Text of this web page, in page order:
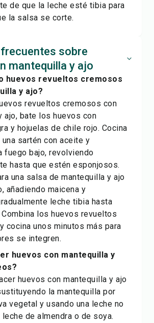
de que la leche esté tibia para
la salsa se corte.
sobre
mantequilla y ajo
huevos revueltos cremosos
y ajo?
revueltos cremosos con
ajo, bate los huevos con
y hojuelas de chile rojo. Cocina
sartén con aceite y
fuego bajo, revolviendo
hasta que estén esponjosos.
una salsa de mantequilla y ajo
añadiendo maicena y
leche tibia hasta
los huevos revueltos
cocina unos minutos más para
se integren.
huevos con mantequilla y
huevos con mantequilla y ajo
la mantequilla por
vegetal y usando una leche no
de almendra o de soya.